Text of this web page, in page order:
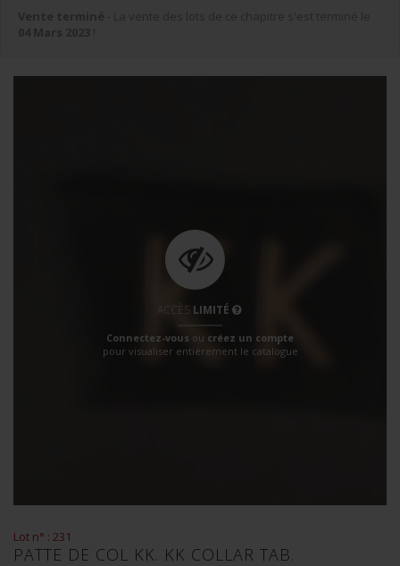
ACCÈS LIMITÉ
Connectez-vous ou créez un compte
pour visualiser entièrement le catalogue
Lot n° : 231
PATTE DE COL KK. KK COLLAR TAB.